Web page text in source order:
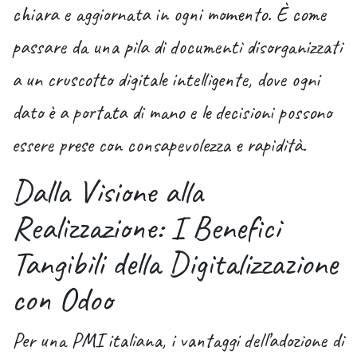
chiara e aggiornata in ogni momento. È come
passare da una pila di documenti disorganizzati
a un cruscotto digitale intelligente, dove ogni
dato è a portata di mano e le decisioni possono
essere prese con consapevolezza e rapidità.
Dalla Visione alla
Realizzazione: I Benefici
Tangibili della Digitalizzazione
con Odoo
Per una PMI italiana, i vantaggi dell’adozione di